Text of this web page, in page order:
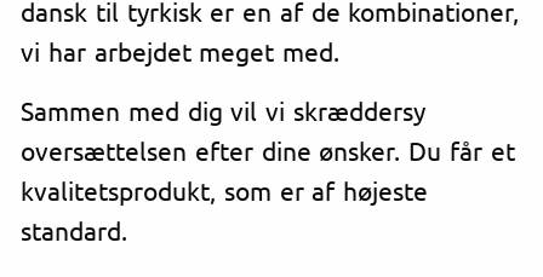
dansk til tyrkisk er en af de kombinationer,
vi har arbejdet meget med.
Sammen med dig vil vi skræddersy
oversættelsen efter dine ønsker. Du får et
kvalitetsprodukt, som er af højeste
standard.